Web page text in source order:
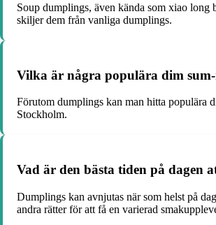
Soup dumplings, även kända som xiao
skiljer dem från vanliga dumplings.
Vilka är några populära dim
Förutom dumplings kan man hitta populära
Stockholm.
Vad är den bästa tiden på dagen
Dumplings kan avnjutas när som helst på
andra rätter för att få en varierad